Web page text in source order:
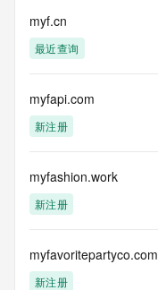
myf.cn
最近查询
myfapi.com
新注册
myfashion.work
新注册
myfavoritepartyco.com
新注册